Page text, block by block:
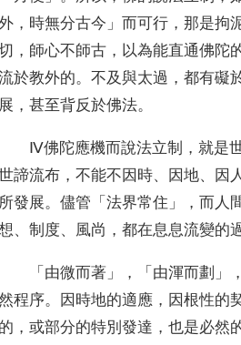
， 時無分古今 」 而可行 ，那是拘
， 師心不師古 ， 以為能直通佛陀
於教外的。不及與太過 ，都有礙
展 ，甚至背反於佛法。
Ⅳ佛陀應機而說法立制 ，就是
諦流布 ，不能不因時、 因地、
因
所發展。儘管 「法界常住 」， 而人
、制度、 風尚 ，都在息息流變的
「 由微而著 」，「 由渾而劃 」
程序。 因時地的適應 ， 因根性的
的 ，或部分的特別發達 ，也是必然